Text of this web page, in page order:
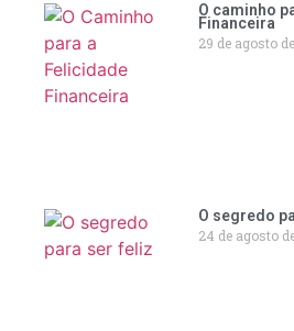
O caminho
Financeira
29 de agosto
O segredo
24 de agosto